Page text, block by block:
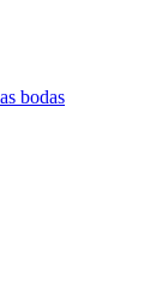
bodas